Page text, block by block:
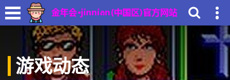
游戏动态